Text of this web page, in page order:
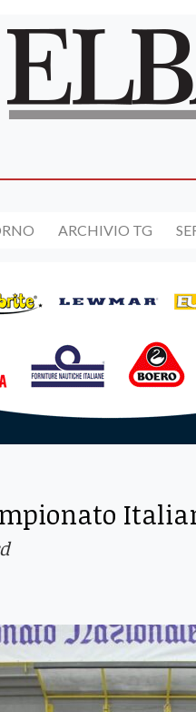
ARCHIVIO TG